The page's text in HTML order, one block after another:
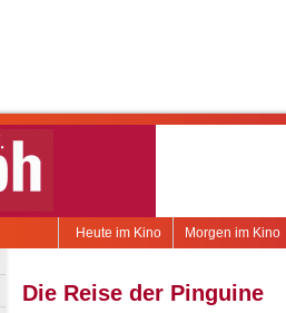
Morgen im Kino
Heute im Kino
Die Reise der Pinguine